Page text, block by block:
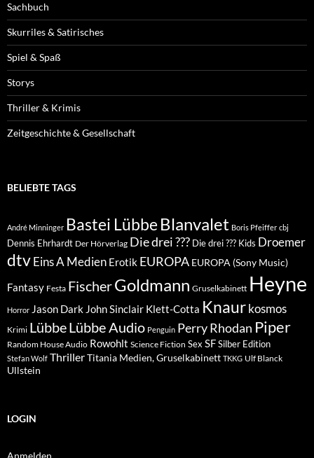
Sachbuch
Skurriles & Satirisches
Spiel & Spaß
Storys
Thriller & Krimis
Zeitgeschichte & Gesellschaft
BELIEBTE TAGS
André Minninger Bastei Lübbe Blanvalet Boris Pfeiffer cbj
Dennis Ehrhardt Der Hörverlag Die drei ??? Die drei ??? Kids Droemer
dtvEins A Medien Erotik EUROPA EUROPA (Sony Music)
Fantasy Festa FischerGoldmann Gruselkabinett Heyne
Horror Jason Dark John Sinclair Klett-Cotta Knaur kosmos
Krimi LübbeLübbe Audio Penguin Perry Rhodan Piper
Random House Audio Rowohlt Science Fiction Sex SFSilber Edition
Stefan Wolf ThrillerTitania Medien, Gruselkabinett TKKG Ulf Blanck
Ullstein
LOGIN